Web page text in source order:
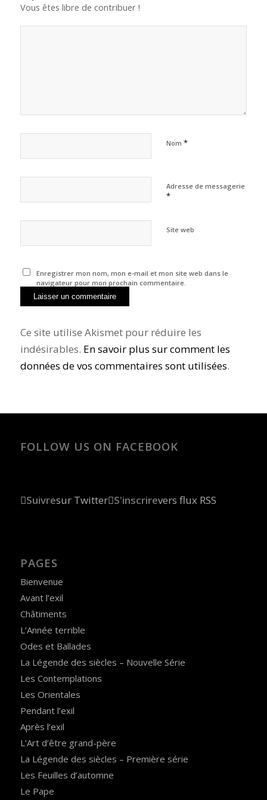
Vous êtes libre de contribuer !
Nom *
Adresse de messagerie
*
Site web
Enregistrer mon nom, mon e-mail et mon site web dans le
navigateur pour mon prochain commentaire.
Ce site utilise Akismet pour réduire les
indésirables. En savoir plus sur comment les
données de vos commentaires sont utilisées.
FOLLOW US ON FACEBOOK
Suivresur Twitter S'inscrirevers flux RSS
PAGES
Bienvenue
Avant l’exil
Châtiments
L’Année terrible
Odes et Ballades
La Légende des siècles – Nouvelle Série
Les Contemplations
Les Orientales
Pendant l’exil
Après l’exil
L’Art d’être grand-père
La Légende des siècles – Première série
Les Feuilles d’automne
Le Pape